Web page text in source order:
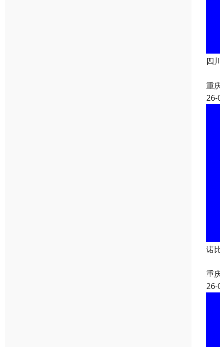
四
重
26-
诺
重
26-